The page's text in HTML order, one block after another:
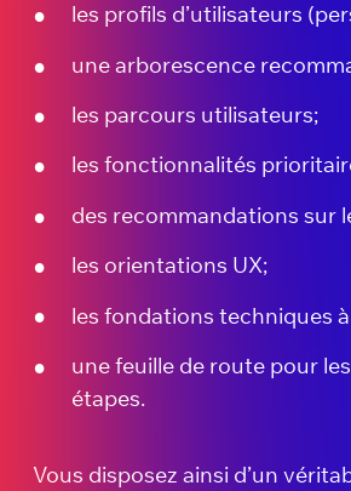
les profils d’utilisateurs
une arborescence
les parcours utilisateurs;
les fonctionnalités
des recommandations sur
les orientations UX;
les fondations techniques
une feuille de route pour
étapes.
Vous disposez ainsi d’un